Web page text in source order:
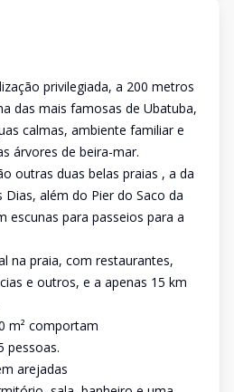
privilegiada, a 200 metros
das mais famosas de Ubatuba,
calmas, ambiente familiar e
árvores de beira-mar.
outras duas belas praias , a da
Dias, além do Pier do Saco da
escunas para passeios para a
na praia, com restaurantes,
e outros, e a apenas 15 km
m² comportam
pessoas.
arejadas